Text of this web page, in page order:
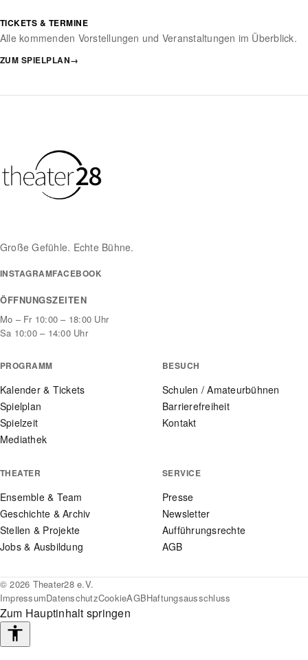
TICKETS & TERMINE
Alle kommenden Vorstellungen und Veranstaltungen im Überblick.
ZUM SPIELPLAN→
Große Gefühle. Echte Bühne.
INSTAGRAMFACEBOOK
ÖFFNUNGSZEITEN
Mo – Fr 10:00 – 18:00 Uhr
Sa 10:00 – 14:00 Uhr
PROGRAMM
Kalender & Tickets
Spielplan
Spielzeit
Mediathek
BESUCH
Schulen / Amateurbühnen
Barrierefreiheit
Kontakt
THEATER
Ensemble & Team
Geschichte & Archiv
Stellen & Projekte
Jobs & Ausbildung
SERVICE
Presse
Newsletter
Aufführungsrechte
AGB
© 2026 Theater28 e.V.
ImpressumDatenschutzCookieAGBHaftungsausschluss
Zum Hauptinhalt springen
Barrierefreiheits-